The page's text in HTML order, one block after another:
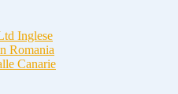
Inglese
Romania
Canarie